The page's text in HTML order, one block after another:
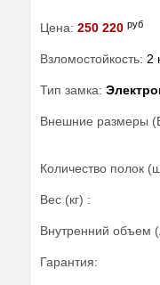
Цена: 250 220 руб
Взломостойкость: 2
Тип замка:
Внешние размеры
Количество полок
Вес (кг) :
Внутренний объем
Гарантия: